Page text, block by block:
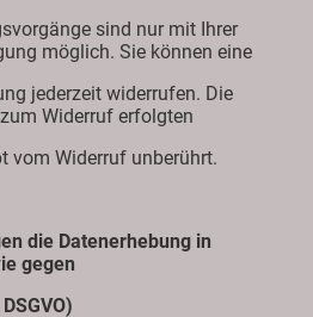
sind nur mit Ihrer
möglich. Sie können eine
jederzeit widerrufen. Die
Widerruf erfolgten
vom Widerruf unberührt.
die Datenerhebung in
gegen